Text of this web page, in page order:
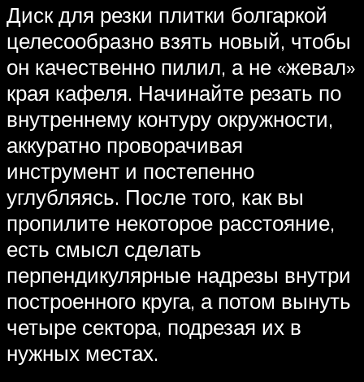
Диск для резки плитки болгаркой
целесообразно взять новый, чтобы
он качественно пилил, а не «жевал»
края кафеля. Начинайте резать по
внутреннему контуру окружности,
аккуратно проворачивая
инструмент и постепенно
углубляясь. После того, как вы
пропилите некоторое расстояние,
есть смысл сделать
перпендикулярные надрезы внутри
построенного круга, а потом вынуть
четыре сектора, подрезая их в
нужных местах.